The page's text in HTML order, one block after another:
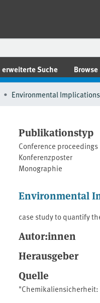
erweiterte Suche Browse
Publikationstyp
Conference proceedings
Konferenzposter
Monographie
Environmental
case study to quantify
Autor:innen
Herausgeber
Quelle
"Chemikaliensicherheit: